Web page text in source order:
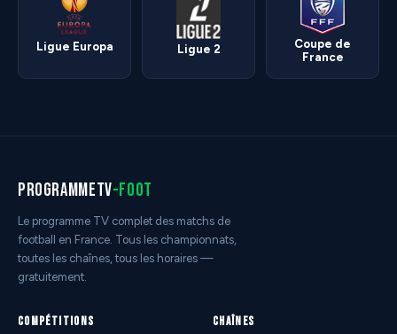
Ligue Europa Ligue 2
Coupe de
France
programmetv-foot
Le programme TV complet des matchs de
football en France. Tous les championnats,
toutes les chaînes, tous les horaires —
gratuitement.
COMPÉTITIONS CHAÎNES